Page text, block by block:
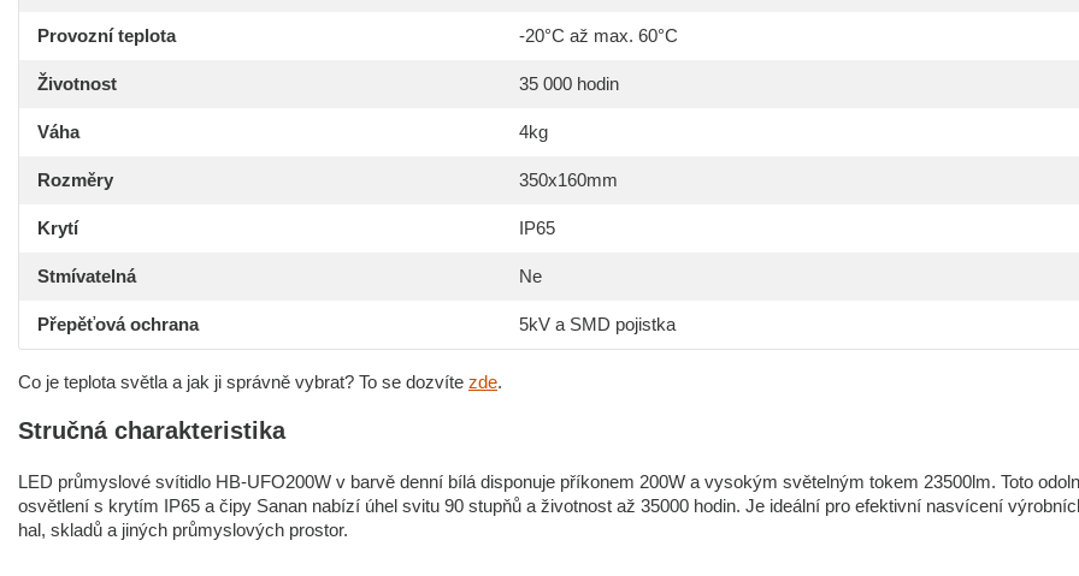
Provozní teplota -20°C až max. 60°C
Životnost 35 000 hodin
Váha 4kg
Rozměry 350x160mm
Krytí IP65
Stmívatelná Ne
Přepěťová ochrana 5kV a SMD pojistka
Co je teplota světla a jak ji správně vybrat? To se dozvíte zde.
Stručná charakteristika
LED průmyslové svítidlo HB-UFO200W v barvě denní bílá disponuje příkonem 200W a vysokým světelným tokem 23500lm. Toto
osvětlení s krytím IP65 a čipy Sanan nabízí úhel svitu 90 stupňů a životnost až 35000 hodin. Je ideální pro efektivní nasvícení
hal, skladů a jiných průmyslových prostor.